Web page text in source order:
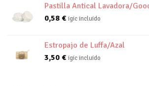
Pastilla Antical Lavadora/
0,58 € igic incluido
Estropajo de Luffa/Azal
3,50 € igic incluido